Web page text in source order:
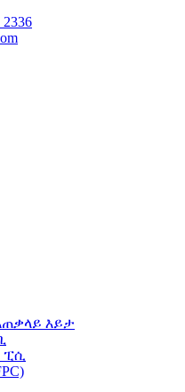
2336
አጠቃላይ እይታ
ፒሲ